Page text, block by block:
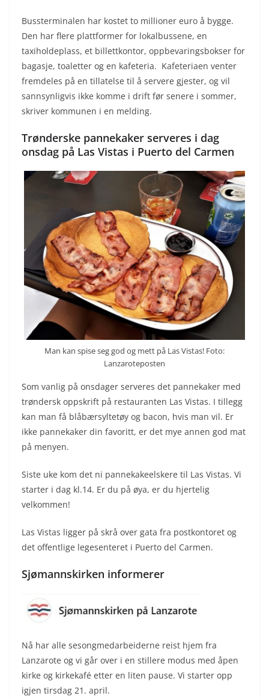
Bussterminalen har kostet to millioner euro å bygge.
Den har flere plattformer for lokalbussene, en
taxiholdeplass, et billettkontor, oppbevaringsbokser for
bagasje, toaletter og en kafeteria. Kafeteriaen venter
fremdeles på en tillatelse til å servere gjester, og vil
sannsynligvis ikke komme i drift før senere i sommer,
skriver kommunen i en melding.
Trønderske pannekaker serveres i dag
onsdag på Las Vistas i Puerto del Carmen
Man kan spise seg god og mett på Las Vistas! Foto:
Lanzaroteposten
Som vanlig på onsdager serveres det pannekaker med
trøndersk oppskrift på restauranten Las Vistas. I tillegg
kan man få blåbærsyltetøy og bacon, hvis man vil. Er
ikke pannekaker din favoritt, er det mye annen god mat
på menyen.
Siste uke kom det ni pannekakeelskere til Las Vistas. Vi
starter i dag kl.14. Er du på øya, er du hjertelig
velkommen!
Las Vistas ligger på skrå over gata fra postkontoret og
det offentlige legesenteret i Puerto del Carmen.
Sjømannskirken informerer
Nå har alle sesongmedarbeiderne reist hjem fra
Lanzarote og vi går over i en stillere modus med åpen
kirke og kirkekafé etter en liten pause. Vi starter opp
igjen tirsdag 21. april.